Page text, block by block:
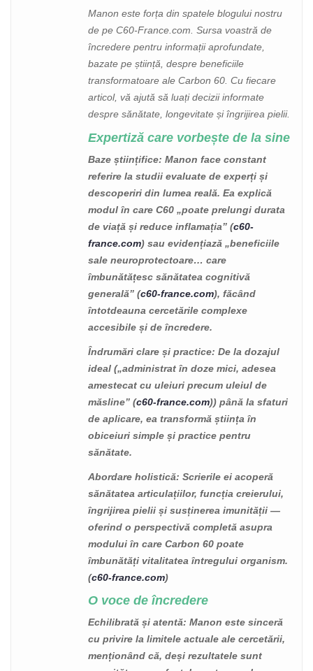
Manon este forța din spatele blogului nostru
de pe C60-France.com. Sursa voastră de
încredere pentru informații aprofundate,
bazate pe știință, despre beneficiile
transformatoare ale Carbon 60. Cu fiecare
articol, vă ajută să luați decizii informate
despre sănătate, longevitate și îngrijirea pielii.
Expertiză care vorbește de la sine
Baze științifice: Manon face constant
referire la studii evaluate de experți și
descoperiri din lumea reală. Ea explică
modul în care C60 „poate prelungi durata
de viață și reduce inflamația” (c60-
france.com) sau evidențiază „beneficiile
sale neuroprotectoare… care
îmbunătățesc sănătatea cognitivă
generală” (c60-france.com), făcând
întotdeauna cercetările complexe
accesibile și de încredere.
Îndrumări clare și practice: De la dozajul
ideal („administrat în doze mici, adesea
amestecat cu uleiuri precum uleiul de
măsline” (c60-france.com)) până la sfaturi
de aplicare, ea transformă știința în
obiceiuri simple și practice pentru
sănătate.
Abordare holistică: Scrierile ei acoperă
sănătatea articulațiilor, funcția creierului,
îngrijirea pielii și susținerea imunității —
oferind o perspectivă completă asupra
modului în care Carbon 60 poate
îmbunătăți vitalitatea întregului organism.
(c60-france.com)
O voce de încredere
Echilibrată și atentă: Manon este sinceră
cu privire la limitele actuale ale cercetării,
menționând că, deși rezultatele sunt